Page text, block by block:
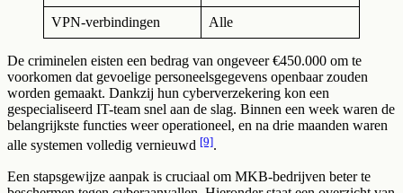
VPN-verbindingen Alle
De criminelen eisten een bedrag van ongeveer €450.000 om te
voorkomen dat gevoelige personeelsgegevens openbaar zouden
worden gemaakt. Dankzij hun cyberverzekering kon een
gespecialiseerd IT-team snel aan de slag. Binnen een week waren de
belangrijkste functies weer operationeel, en na drie maanden waren
alle systemen volledig vernieuwd [9].
Een stapsgewijze aanpak is cruciaal om MKB-bedrijven beter te